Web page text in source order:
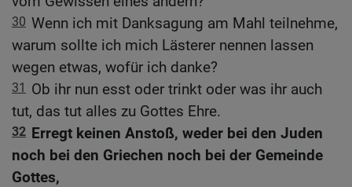
30 Wenn ich mit Danksagung am Mahl teilnehme,
warum sollte ich mich Lästerer nennen lassen
wegen etwas, wofür ich danke?
31 Ob ihr nun esst oder trinkt oder was ihr auch
tut, das tut alles zu Gottes Ehre.
32 Erregt keinen Anstoß, weder bei den Juden
noch bei den Griechen noch bei der Gemeinde
Gottes,